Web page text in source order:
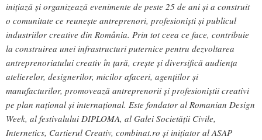
inițiază și organizează evenimente de peste 25 de ani și a construit
o comunitate ce reunește antreprenori, profesioniști și publicul
industriilor creative din România. Prin tot ceea ce face, contribuie
la construirea unei infrastructuri puternice pentru dezvoltarea
antreprenoriatului creativ în țară, crește și diversifică audiența
atelierelor, designerilor, micilor afaceri, agențiilor și
manufacturilor, promovează antreprenorii și profesioniștii creativi
pe plan național și internațional. Este fondator al Romanian Design
Week, al festivalului DIPLOMA, al Galei Societății Civile,
Internetics, Cartierul Creativ, combinat.ro și inițiator al ASAP